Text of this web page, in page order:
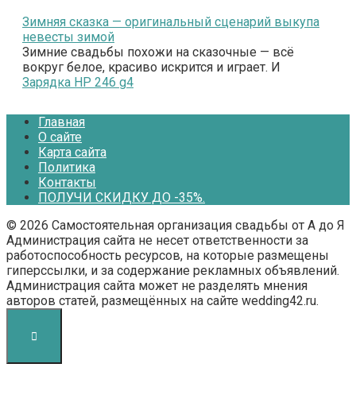
Зимняя сказка — оригинальный сценарий выкупа
невесты зимой
Зимние свадьбы похожи на сказочные — всё
вокруг белое, красиво искрится и играет. И
Зарядка HP 246 g4
Главная
О сайте
Карта сайта
Политика
Контакты
ПОЛУЧИ СКИДКУ ДО -35%.
© 2026 Самостоятельная организация свадьбы от А до Я
Администрация сайта не несет ответственности за
работоспособность ресурсов, на которые размещены
гиперссылки, и за содержание рекламных объявлений.
Администрация сайта может не разделять мнения
авторов статей, размещённых на сайте wedding42.ru.